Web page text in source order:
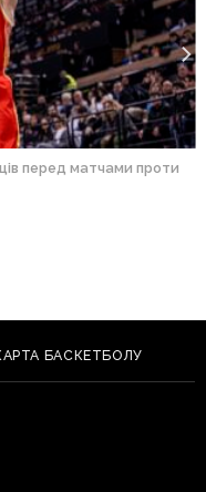
перед матчами проти
БАСКЕТБОЛУ